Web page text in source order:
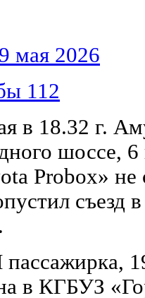
мая 2026
112
в 18.32 г.
шоссе, 6
Probox» не
съезд
в КГБУЗ